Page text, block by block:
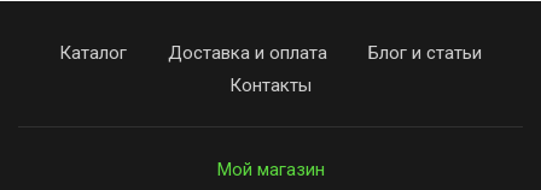
Каталог Доставка и оплата
Блог и статьи
Контакты
Мой магазин